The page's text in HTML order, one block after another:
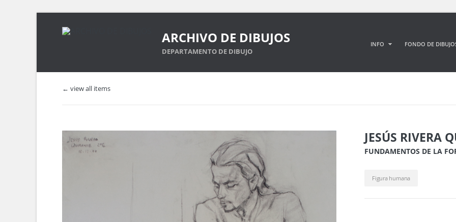
ARCHIVO DE DIBUJOS
DEPARTAMENTO DE DIBUJO
INFO FONDO DE
← view all items
JESÚS RIVERA
FUNDAMENTOS DE LA
Figura humana